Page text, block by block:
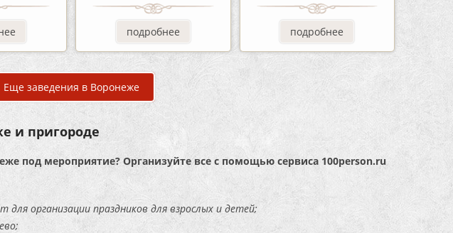
подробнее подробнее
Еще заведения в Воронеже
и пригороде
под мероприятие? Организуйте все с помощью сервиса 100person.ru
организации праздников для взрослых и детей;